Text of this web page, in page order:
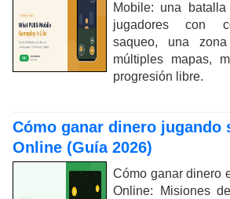
Mobile: una
jugadores con
saqueo, una
múltiples mapas,
progresión libre.
Cómo ganar dinero jugando
Online (Guía 2026)
Cómo ganar dinero
Online: Misiones